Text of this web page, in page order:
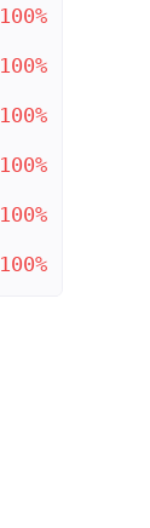
100%
100%
100%
100%
100%
100%